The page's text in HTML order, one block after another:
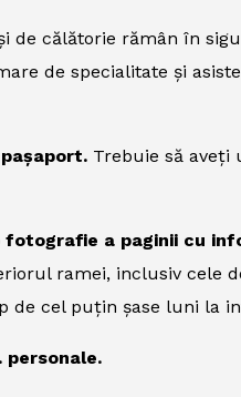
de călătorie rămân în
de specialitate și
Trebuie să aveți
fotografie a paginii cu
ramei, inclusiv cele
de cel puțin șase luni la
personale.